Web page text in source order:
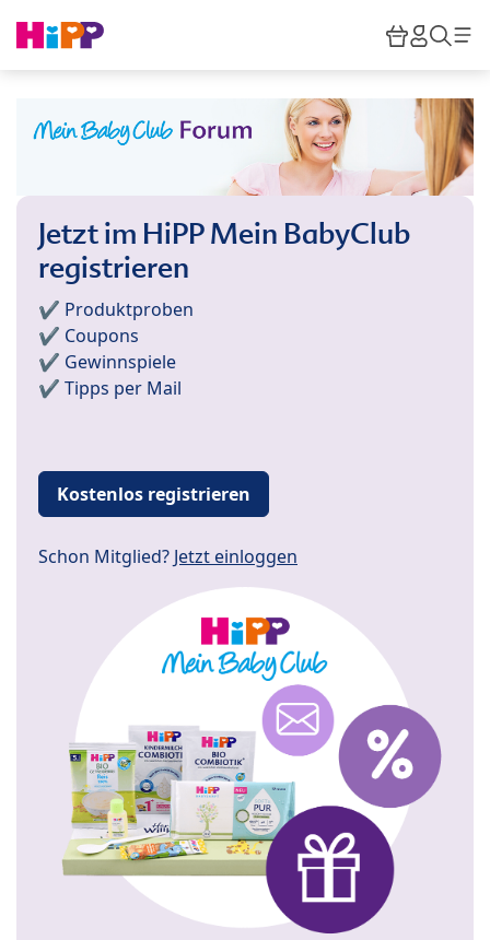
HiPP
Jetzt im HiPP Mein BabyClub
registrieren
✔️ Produktproben
✔️ Coupons
✔️ Gewinnspiele
✔️ Tipps per Mail
Kostenlos registrieren
Schon Mitglied? Jetzt einloggen